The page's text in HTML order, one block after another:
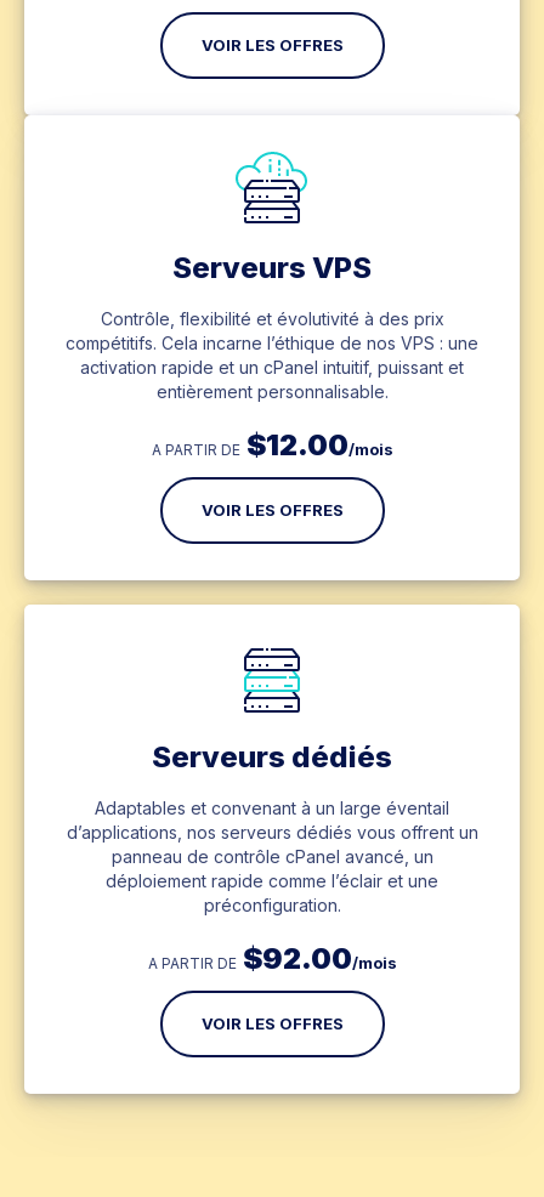
VOIR LES OFFRES
Serveurs VPS
Contrôle, flexibilité et évolutivité à des prix
compétitifs. Cela incarne l’éthique de nos VPS : une
activation rapide et un cPanel intuitif, puissant et
entièrement personnalisable.
A PARTIR DE $12.00/mois
VOIR LES OFFRES
Serveurs dédiés
Adaptables et convenant à un large éventail
d’applications, nos serveurs dédiés vous offrent un
panneau de contrôle cPanel avancé, un
déploiement rapide comme l’éclair et une
préconfiguration.
A PARTIR DE $92.00/mois
VOIR LES OFFRES